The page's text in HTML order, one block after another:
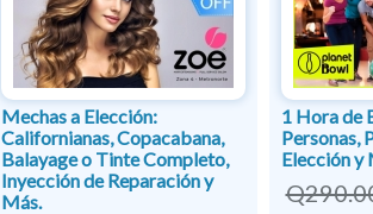
Mechas a Elección:
Californianas, Copacabana,
Balayage o Tinte Completo,
Inyección de Reparación y
Más.
1 Hora de
Personas,
Elección y